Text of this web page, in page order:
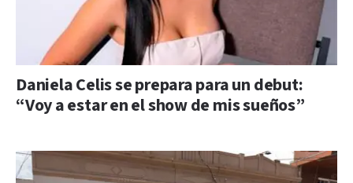
Daniela Celis se prepara para un debut:
“Voy a estar en el show de mis sueños”